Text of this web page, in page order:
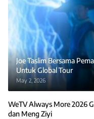
Joe Taslim Bersama
Untuk Global Tour
May 2, 2026
WeTV Always More 2026
dan Meng Ziyi